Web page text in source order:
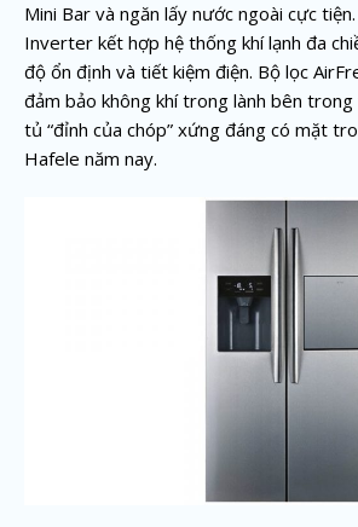
Mini Bar và ngăn lấy nước ngoài cực
Inverter kết hợp hệ thống khí lạnh đa
độ ổn định và tiết kiệm điện. Bộ lọc
đảm bảo không khí trong lành bên
tủ “đỉnh của chóp” xứng đáng có mặt
Hafele năm nay.